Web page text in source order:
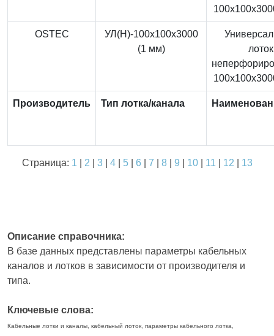
OSTEC
УЛ(Н)-100x100x3000
(1 мм)
лоток
Производитель Тип лотка/канала
Страница: 1 2 3| 4| 5| 6 7 8| 9 10| 11 12 13
Описание справочника:
В базе данных представлены параметры кабельных
каналов и лотков в зависимости от производителя и
типа.
Ключевые слова:
Кабельные лотки и каналы, кабельный лоток, параметры кабельного лотка,